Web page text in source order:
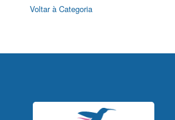
Voltar à Categoria